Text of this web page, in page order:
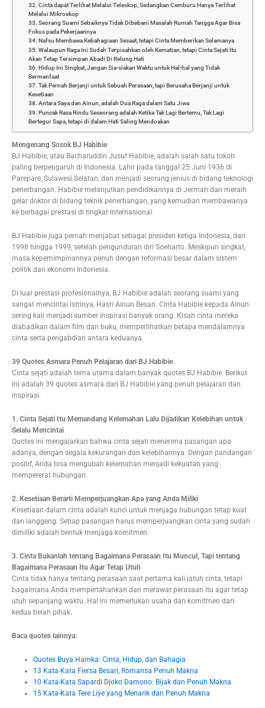
32. Cinta dapat Terlihat Melalui Teleskop, Sedangkan Cemburu Hanya Terlihat
Melalui Mikroskop
33. Seorang Suami Sebaiknya Tidak Dibebani Masalah Rumah Tangga Agar Bisa
Fokus pada Pekerjaannya
34. Nafsu Membawa Kebahagiaan Sesaat, tetapi Cinta Memberikan Selamanya
35. Walaupun Raga Ini Sudah Terpisahkan oleh Kematian, tetapi Cinta Sejati Itu
Akan Tetap Tersimpan Abadi Di Relung Hati
36. Hidup Ini Singkat, Jangan Sia-siakan Waktu untuk Hal-hal yang Tidak
Bermanfaat
37. Tak Pernah Berjanji untuk Sebuah Perasaan, tapi Berusaha Berjanji untuk
Kesetiaan
38. Antara Saya dan Ainun, adalah Dua Raga dalam Satu Jiwa
39. Puncak Rasa Rindu Seseorang adalah Ketika Tak Lagi Bertemu, Tak Lagi
Bertegur Sapa, tetapi di dalam Hati Saling Mendoakan
Mengenang Sosok BJ Habibie
BJ Habibie, atau Bacharuddin Jusuf Habibie, adalah salah satu tokoh
paling berpengaruh di Indonesia. Lahir pada tanggal 25 Juni 1936 di
Parepare, Sulawesi Selatan, dan menjadi seorang jenius di bidang teknologi
penerbangan. Habibie melanjutkan pendidikannya di Jerman dan meraih
gelar doktor di bidang teknik penerbangan, yang kemudian membawanya
ke berbagai prestasi di tingkat internasional.
BJ Habibie juga pernah menjabat sebagai presiden ketiga Indonesia, dari
1998 hingga 1999, setelah pengunduran diri Soeharto. Meskipun singkat,
masa kepemimpinannya penuh dengan reformasi besar dalam sistem
politik dan ekonomi Indonesia.
Di luar prestasi profesionalnya, BJ Habibie adalah seorang suami yang
sangat mencintai istrinya, Hasri Ainun Besari. Cinta Habibie kepada Ainun
sering kali menjadi sumber inspirasi banyak orang. Kisah cinta mereka
diabadikan dalam film dan buku, memperlihatkan betapa mendalamnya
cinta serta pengabdian antara keduanya.
39 Quotes Asmara Penuh Pelajaran dari BJ Habibie
Cinta sejati adalah tema utama dalam banyak quotes BJ Habibie. Berikut
ini adalah 39 quotes asmara dari BJ Habibie yang penuh pelajaran dan
inspirasi.
1. Cinta Sejati Itu Memandang Kelemahan Lalu Dijadikan Kelebihan untuk
Selalu Mencintai
Quotes ini mengajarkan bahwa cinta sejati menerima pasangan apa
adanya, dengan segala kekurangan dan kelebihannya. Dengan pandangan
positif, Anda bisa mengubah kelemahan menjadi kekuatan yang
mempererat hubungan.
2. Kesetiaan Berarti Memperjuangkan Apa yang Anda Miliki
Kesetiaan dalam cinta adalah kunci untuk menjaga hubungan tetap kuat
dan langgeng. Setiap pasangan harus memperjuangkan cinta yang sudah
dimiliki adalah bentuk menjaga komitmen.
3. Cinta Bukanlah tentang Bagaimana Perasaan Itu Muncul, Tapi tentang
Bagaimana Perasaan Itu Agar Tetap Utuh
Cinta tidak hanya tentang perasaan saat pertama kali jatuh cinta, tetapi
bagaimana Anda mempertahankan dan merawat perasaan itu agar tetap
utuh sepanjang waktu. Hal ini memerlukan usaha dan komitmen dari
kedua belah pihak.
Baca quotes lainnya:
Quotes Buya Hamka: Cinta, Hidup, dan Bahagia
13 Kata-Kata Fiersa Besari, Romansa Penuh Makna
10 Kata-Kata Sapardi Djoko Damono: Bijak dan Penuh Makna
15 Kata-Kata Tere Liye yang Menarik dan Penuh Makna